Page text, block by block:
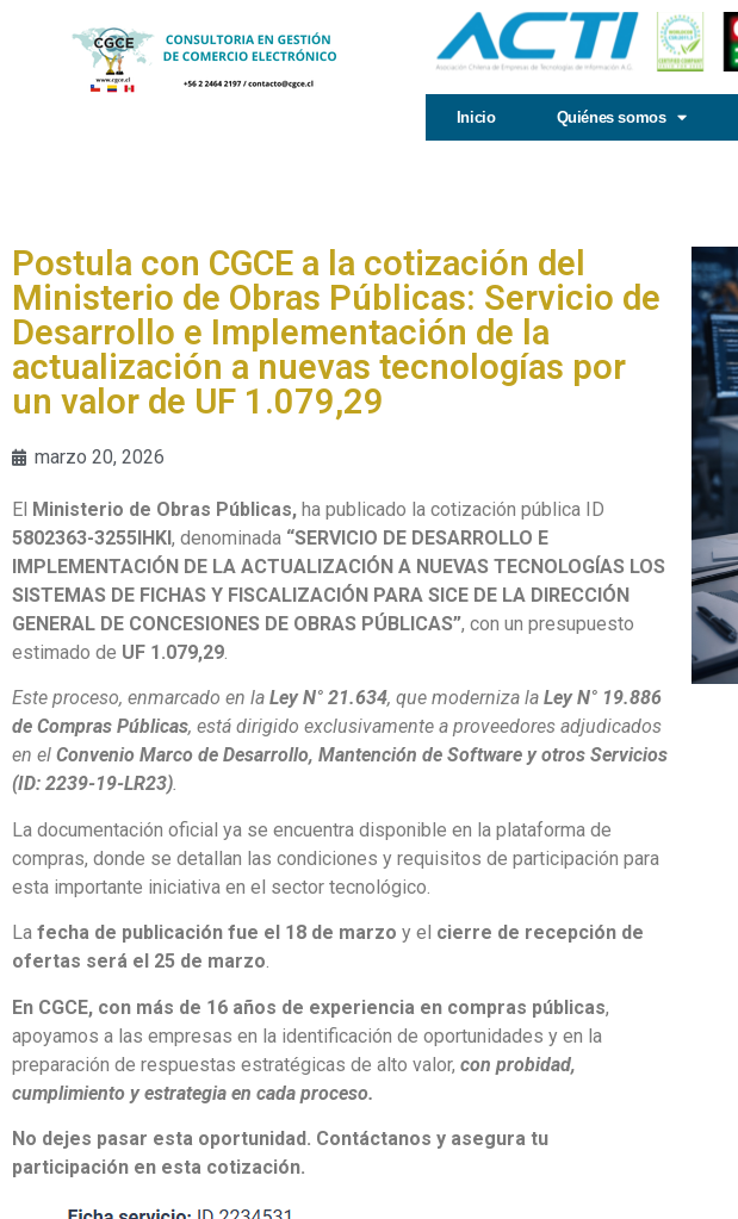
Inicio Quiénes somos
Postula con CGCE a la cotización del
Ministerio de Obras Públicas: Servicio de
Desarrollo e Implementación de la
actualización a nuevas tecnologías por
un valor de UF 1.079,29
marzo 20, 2026
El Ministerio de Obras Públicas, ha publicado la cotización pública ID
5802363-3255IHKI, denominada “SERVICIO DE DESARROLLO E
IMPLEMENTACIÓN DE LA ACTUALIZACIÓN A NUEVAS TECNOLOGÍAS LOS
SISTEMAS DE FICHAS Y FISCALIZACIÓN PARA SICE DE LA DIRECCIÓN
GENERAL DE CONCESIONES DE OBRAS PÚBLICAS”, con un presupuesto
estimado de UF 1.079,29.
Este proceso, enmarcado en la Ley N° 21.634, que moderniza la Ley N° 19.886
de Compras Públicas, está dirigido exclusivamente a proveedores adjudicados
en el Convenio Marco de Desarrollo, Mantención de Software y otros Servicios
(ID: 2239-19-LR23).
La documentación oficial ya se encuentra disponible en la plataforma de
compras, donde se detallan las condiciones y requisitos de participación para
esta importante iniciativa en el sector tecnológico.
La fecha de publicación fue el 18 de marzo y el cierre de recepción de
ofertas será el 25 de marzo.
En CGCE, con más de 16 años de experiencia en compras públicas,
apoyamos a las empresas en la identificación de oportunidades y en la
preparación de respuestas estratégicas de alto valor, con probidad,
cumplimiento y estrategia en cada proceso.
No dejes pasar esta oportunidad. Contáctanos y asegura tu
participación en esta cotización.